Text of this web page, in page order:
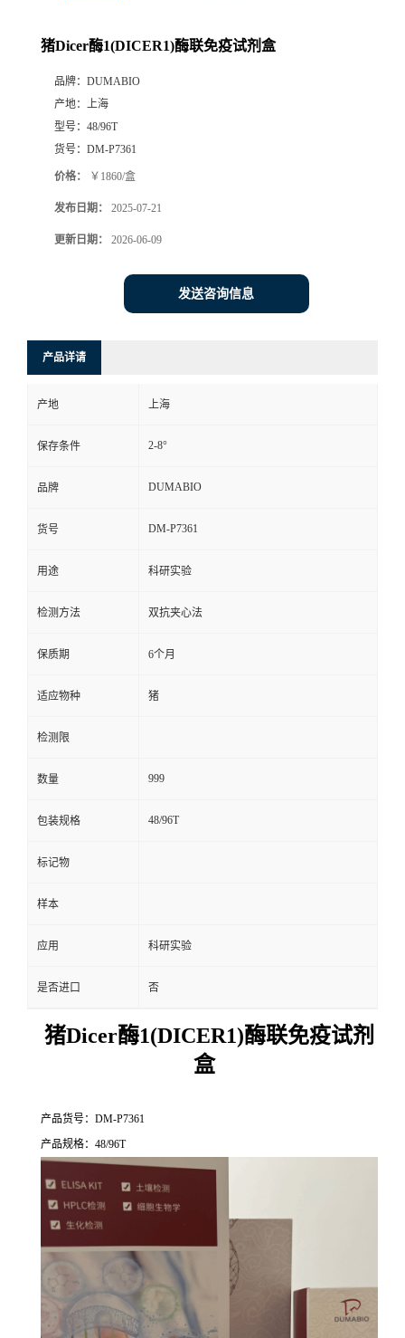
方
言
猪Dicer酶1(DICER1)酶联免疫试剂盒
品牌： DUMABIO
产地： 上海
型号： 48/96T
货号： DM-P7361
价格： ￥1860/盒
发布日期： 2025-07-21
更新日期： 2026-06-09
发送咨询信息
产品详请
产地 上海
保存条件 2-8°
品牌 DUMABIO
货号 DM-P7361
用途 科研实验
检测方法 双抗夹心法
保质期 6个月
适应物种 猪
检测限
数量 999
包装规格 48/96T
标记物
样本
应用 科研实验
是否进口 否
猪Dicer酶1(DICER1)酶联免疫试剂
盒
产品货号：DM-P7361
产品规格：48/96T